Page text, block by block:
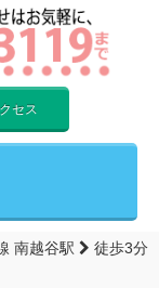
セス
南越谷駅
徒歩3分